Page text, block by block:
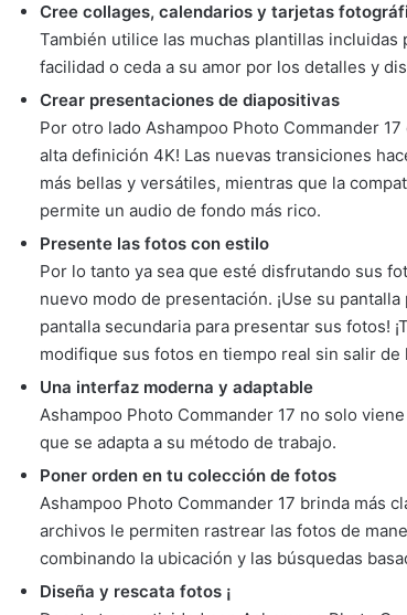
Cree collages, calendarios y tarjetas
También utilice las muchas plantillas
facilidad o ceda a su amor por los detalles y
Crear presentaciones de diapositivas
Por otro lado Ashampoo Photo Commander
alta definición 4K! Las nuevas transiciones
más bellas y versátiles, mientras que la
permite un audio de fondo más rico.
Presente las fotos con estilo
Por lo tanto ya sea que esté disfrutando sus
nuevo modo de presentación. ¡Use su
pantalla secundaria para presentar sus fotos!
modifique sus fotos en tiempo real sin salir de
Una interfaz moderna y adaptable
Ashampoo Photo Commander 17 no solo
que se adapta a su método de trabajo.
Poner orden en tu colección de fotos
Ashampoo Photo Commander 17 brinda más
archivos le permiten rastrear las fotos de
combinando la ubicación y las búsquedas
Diseña y rescata fotos ¡